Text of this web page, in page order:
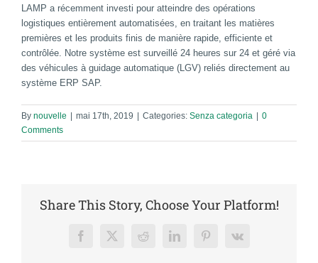
LAMP a récemment investi pour atteindre des opérations
logistiques entièrement automatisées, en traitant les matières
premières et les produits finis de manière rapide, efficiente et
contrôlée. Notre système est surveillé 24 heures sur 24 et géré via
des véhicules à guidage automatique (LGV) reliés directement au
système ERP SAP.
By nouvelle mai 17th, 2019 Categories: Senza categoria
0
Comments
Share This Story, Choose Your Platform!
Facebook
X RedditLinkedInPinterest
Vk